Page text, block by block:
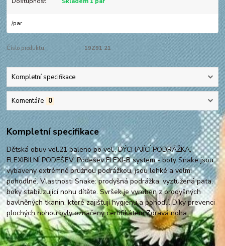
/par
Číslo produktu: 19Z91 21
Kompletní specifikace
Komentáře 0
Kompletní specifikace
Dětská obuv vel.21 baleno po vel., DÝCHAJÍCÍ PODRÁŽKA,
FLEXIBILNÍ PODEŠEV. Podešev FLEXI-B system - boty Snake jsou
vybaveny extrémně pružnou podrážkou, jsou lehké a velmi
pohodlné. Vlastnosti Snake: prodyšná podrážka, vyztužená pata,
boky stabilizující nohu dítěte. Svršek je vyroben z prodyšných
bavlněných tkanin, které zajišťují hygienu a pohodlí. Díky prevenci
plochých nohou byly označeny certifikátem Zdravá noha.